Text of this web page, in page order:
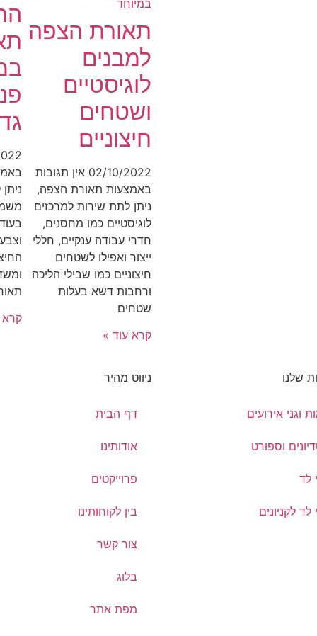
תאורת הצפה
למבנים
לוגיסטיים
ושטחים
חיצוניים
02/10/2022 אין תגובות
באמצעות תאורת הצפה,
ניתן לתת שירות למרכזים
לוגיסטיים כמו מחסנים,
חדרי עבודה ענקיים, חללי
ייצור ואפילו לשטחים
חיצוניים כמו שבילי הליכה
ורחבות דשא בעלות
שטחים
קרא עוד »
קרא
שלנו
וגני אירועים
וספורט
לד
לקניונים
ניווט מהיר
דף הבית
אודותינו
פרוייקטים
בין לקוחותינו
צור קשר
בלוג
מפת אתר